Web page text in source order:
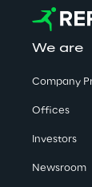
We are
Company
Offices
Investors
Newsroom